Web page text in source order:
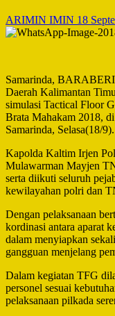
ARIMIN IMIN 18
Samarinda,
Daerah Kalimantan
simulasi Tactical Floor
Brata Mahakam 2018,
Samarinda, Selasa(18/9).
Kapolda Kaltim Irjen
Mulawarman Mayjen
serta diikuti seluruh
kewilayahan polri dan
Dengan pelaksanaan
kordinasi antara aparat
dalam menyiapkan
gangguan menjelang
Dalam kegiatan TFG
personel sesuai
pelaksanaan pilkada